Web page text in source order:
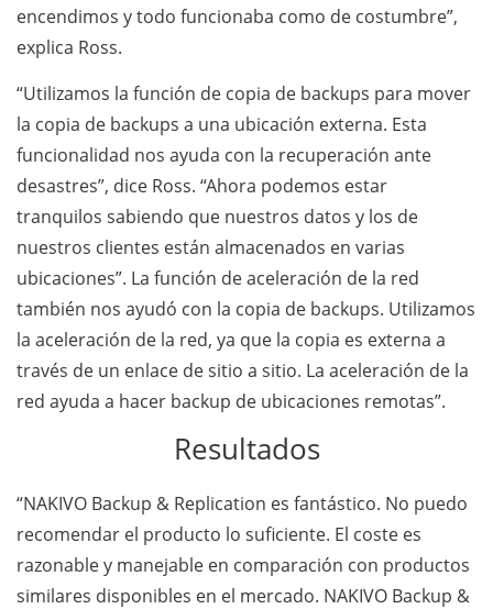
encendimos y todo funcionaba como de costumbre”,
explica Ross.
“Utilizamos la función de copia de backups para mover
la copia de backups a una ubicación externa. Esta
funcionalidad nos ayuda con la recuperación ante
desastres”, dice Ross. “Ahora podemos estar
tranquilos sabiendo que nuestros datos y los de
nuestros clientes están almacenados en varias
ubicaciones”. La función de aceleración de la red
también nos ayudó con la copia de backups. Utilizamos
la aceleración de la red, ya que la copia es externa a
través de un enlace de sitio a sitio. La aceleración de la
red ayuda a hacer backup de ubicaciones remotas”.
Resultados
“NAKIVO Backup & Replication es fantástico. No puedo
recomendar el producto lo suficiente. El coste es
razonable y manejable en comparación con productos
similares disponibles en el mercado. NAKIVO Backup &